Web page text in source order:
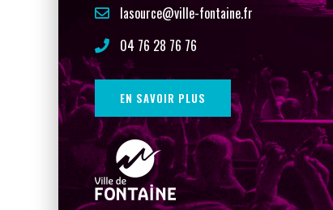
lasource@ville-fontaine.fr
04 76 28 76 76
EN SAVOIR PLUS